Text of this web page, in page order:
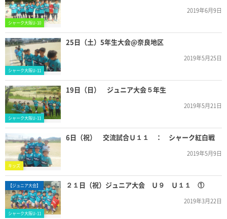
シャーク大阪U-10
2019年6月9日
シャーク大阪U-11
25日（土）5年生大会@奈良地区
2019年5月25日
シャーク大阪U-11
19日（日） ジュニア大会５年生
2019年5月21日
キッズ
6日（祝） 交流試合Ｕ１１ ： シャーク紅白戦
2019年5月9日
【ジュニア大会】
シャーク大阪U-11
２１日（祝）ジュニア大会 Ｕ９ Ｕ１１ ①
2019年3月22日